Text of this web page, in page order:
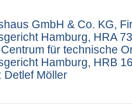
GmbH & Co. KG,
Hamburg, HRA
für technische
Hamburg, HRB
Detlef Möller